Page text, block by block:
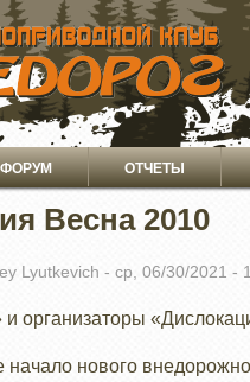
ФОРУМ ОТЧЕТЫ
Весна 2010
Lyutkevich - ср, 06/30/2021 -
и организаторы
начало нового